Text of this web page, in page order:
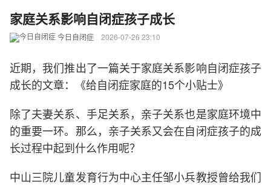
家庭关系影响自闭症孩子成长
今日自闭症 2026-07-26 23:10
近期，我们推出了一篇关于家庭关系影响自闭症孩子
成长的文章：《给自闭症家庭的15个小贴士》
除了夫妻关系、手足关系，亲子关系也是家庭环境中
的重要一环。那么，亲子关系又会在自闭症孩子的成
长过程中起到什么作用呢？
中山三院儿童发育行为中心主任邹小兵教授曾给我们